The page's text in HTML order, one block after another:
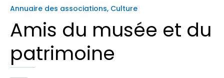
Annuaire des associations, Culture
Amis du musée et du
patrimoine